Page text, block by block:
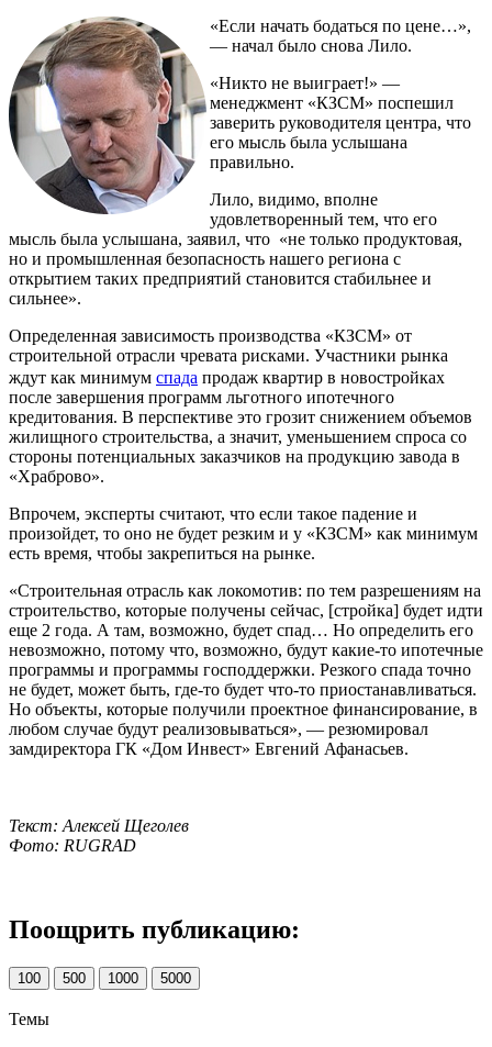
«Если начать бодаться по цене…»,
— начал было снова Лило.
«Никто не выиграет!» —
менеджмент «КЗСМ» поспешил
заверить руководителя центра, что
его мысль была услышана
правильно.
Лило, видимо, вполне
удовлетворенный тем, что его
мысль была услышана, заявил, что «не только продуктовая,
но и промышленная безопасность нашего региона с
открытием таких предприятий становится стабильнее и
сильнее».
Определенная зависимость производства «КЗСМ» от
строительной отрасли чревата рисками. Участники рынка
ждут как минимум спада продаж квартир в новостройках
после завершения программ льготного ипотечного
кредитования. В перспективе это грозит снижением объемов
жилищного строительства, а значит, уменьшением спроса со
стороны потенциальных заказчиков на продукцию завода в
«Храброво».
Впрочем, эксперты считают, что если такое падение и
произойдет, то оно не будет резким и у «КЗСМ» как минимум
есть время, чтобы закрепиться на рынке.
«Строительная отрасль как локомотив: по тем разрешениям на
строительство, которые получены сейчас, [стройка] будет идти
еще 2 года. А там, возможно, будет спад… Но определить его
невозможно, потому что, возможно, будут какие-то ипотечные
программы и программы господдержки. Резкого спада точно
не будет, может быть, где-то будет что-то приостанавливаться.
Но объекты, которые получили проектное финансирование, в
любом случае будут реализовываться», — резюмировал
замдиректора ГК «Дом Инвест» Евгений Афанасьев.
Текст: Алексей Щеголев
Фото: RUGRAD
Поощрить публикацию:
100 500 1000 5000
Темы